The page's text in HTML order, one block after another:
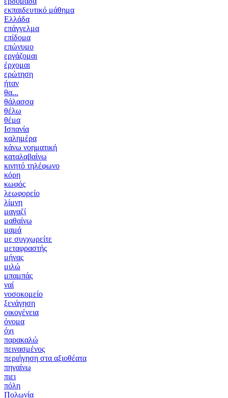
εκπαιδευτικό μάθημα
Ελλάδα
επάγγελμα
επίδομα
επώνυμο
εργάζομαι
έρχομαι
ερώτηση
ήταν
θα...
θάλασσα
θέλω
θέμα
Ισπανία
καλημέρα
κάνω νοηματική
καταλαβαίνω
κινητό τηλέφωνο
κόρη
κωφός
λεωφορείο
λίμνη
μαγαζί
μαθαίνω
μαμά
με συγχωρείτε
μεταφραστής
μήνας
μιλώ
μπαμπάς
ναί
νοσοκομείο
ξενάγηση
οικογένεια
όνομα
όχι
παρακαλώ
πεινασμένος
περιήγηση στα αξιοθέατα
πηγαίνω
πιει
πόλη
Πολωνία